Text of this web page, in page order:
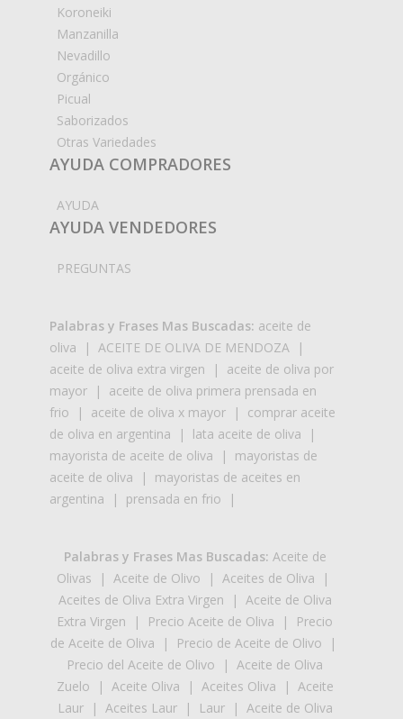
Koroneiki
Manzanilla
Nevadillo
Orgánico
Picual
Saborizados
Otras Variedades
AYUDA COMPRADORES
AYUDA
AYUDA VENDEDORES
PREGUNTAS
Palabras y Frases Mas Buscadas: aceite de
oliva | ACEITE DE OLIVA DE MENDOZA |
aceite de oliva extra virgen | aceite de oliva por
mayor | aceite de oliva primera prensada en
frio | aceite de oliva x mayor | comprar aceite
de oliva en argentina | lata aceite de oliva |
mayorista de aceite de oliva | mayoristas de
aceite de oliva | mayoristas de aceites en
argentina | prensada en frio |
Palabras y Frases Mas Buscadas: Aceite de
Olivas | Aceite de Olivo | Aceites de Oliva |
Aceites de Oliva Extra Virgen | Aceite de Oliva
Extra Virgen | Precio Aceite de Oliva |
Precio
de Aceite de Oliva | Precio de Aceite de Olivo |
Precio del Aceite de Olivo | Aceite de Oliva
Zuelo | Aceite Oliva | Aceites Oliva | Aceite
Laur| Aceites Laur| Laur| Aceite de Oliva